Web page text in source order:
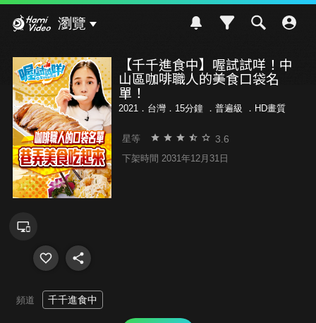
瀏覽
【千千進食中】喔試試咩！中
山區咖啡職人的美食口袋名
單！
2021．台灣．15分鐘 ． 普遍級 ．HD畫質
星等 3.6
下架時間 2031年12月31日
頻道 千千進食中